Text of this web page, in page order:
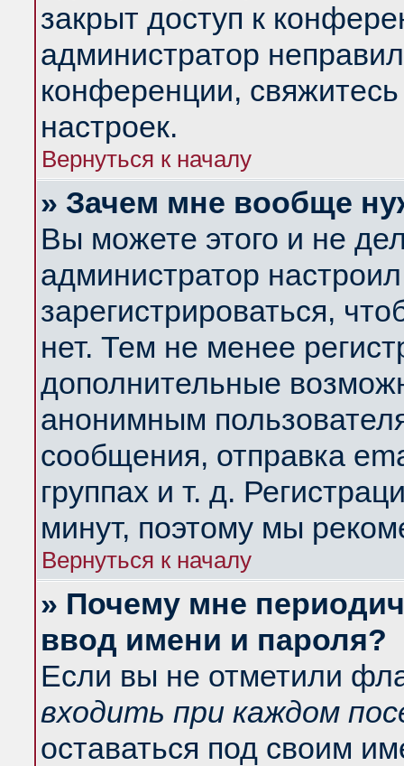
закрыт доступ к
администратор
конференции,
настроек.
Вернуться к началу
» Зачем мне вообще
Вы можете этого и не
администратор
зарегистрироваться,
нет. Тем не менее
дополнительные
анонимным
сообщения, отправка
группах и т. д.
минут, поэтому мы
Вернуться к началу
» Почему мне
ввод имени и пароля?
Если вы не отметили
входить при каждом
оставаться под своим